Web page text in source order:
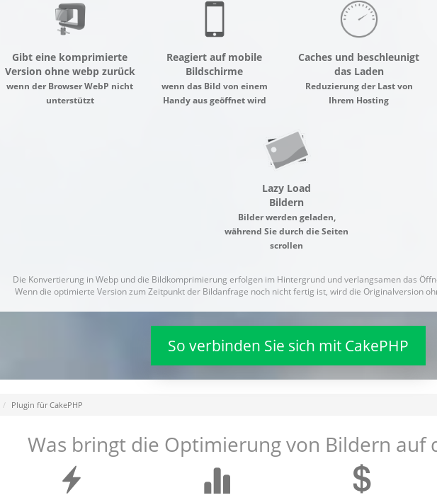
Gibt eine komprimierte
Version ohne webp zurück
wenn der Browser WebP nicht
unterstützt
Reagiert auf mobile
Bildschirme
wenn das Bild von einem
Handy aus geöffnet wird
Caches und beschleunigt
das Laden
Reduzierung der Last von
Ihrem Hosting
Lazy Load
Bildern
Bilder werden geladen,
während Sie durch die Seiten
scrollen
Die Konvertierung in Webp und die Bildkomprimierung erfolgen im Hintergrund und verlangsamen das
Wenn die optimierte Version zum Zeitpunkt der Bildanfrage noch nicht fertig ist, wird die Originalversion
So verbinden Sie sich mit CakePHP
Plugin für CakePHP
Was bringt die Optimierung von Bildern auf